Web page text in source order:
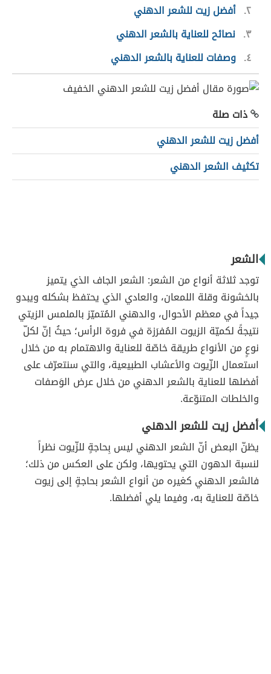
٢ أفضل زيت للشعر الدهني
٣ نصائح للعناية بالشعر الدهني
٤ وصفات للعناية بالشعر الدهني
ذات صلة
أفضل زيت للشعر الدهني
تكثيف الشعر الدهني
الشعر
توجد ثلاثة أنواع من الشعر: الشعر الجاف الذي يتميز
بالخشونة وقلة اللمعان، والعادي الذي يحتفظ بشكله ويبدو
جيداً في معظم الأحوال، والدهني المُتميّز بالملمس الزيتي
نتيجةً لكميّة الزيوت المُفرَزة في فروة الرأس؛ حيثُ إنّ لكلّ
نوعٍ من الأنواع طريقة خاصّة للعناية والاهتمام به من خلال
استعمال الزّيوت والأعشاب الطبيعية، والتي سنتعرّف على
أفضلها للعناية بالشعر الدهني من خلال عرض الوَصفات
والخلطات المتنوّعة.
أفضل زيت للشعر الدهني
يظنّ البعض أنّ الشعر الدهني ليس بِحاجةٍ للزّيوت نظراً
لنسبة الدهون التي يحتويها، ولكن على العكس من ذلك؛
فالشعر الدهني كغيره من أنواع الشعر بحاجةٍ إلى زيوت
خاصّة للعناية به، وفيما يلي أفضلها.